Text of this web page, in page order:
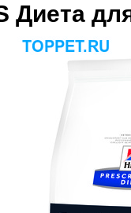
Диета